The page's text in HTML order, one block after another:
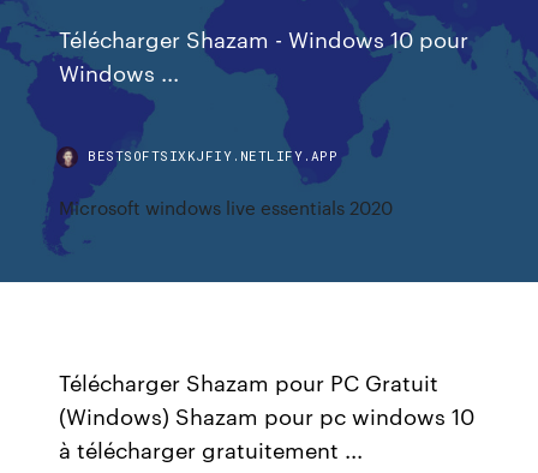
Télécharger Shazam - Windows 10 pour
Windows ...
BESTSOFTSIXKJFIY.NETLIFY.APP
Microsoft windows live essentials 2020
Télécharger Shazam pour PC Gratuit
(Windows) Shazam pour pc windows 10
à télécharger gratuitement ...